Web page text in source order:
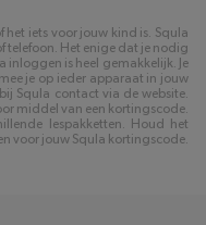
het iets voor jouw kind is. Squla
telefoon. Het enige dat je nodig
inloggen is heel gemakkelijk. Je
je op ieder apparaat in jouw
Squla contact via de website.
middel van een kortingscode.
lespakketten. Houd het
voor jouw Squla kortingscode.